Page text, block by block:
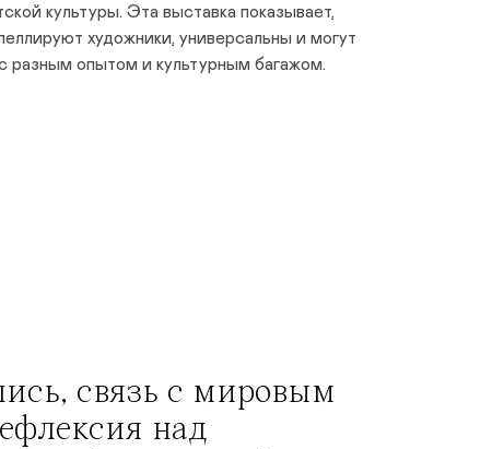
культуры. Эта выставка показывает,
художники, универсальны и могут
разным опытом и культурным багажом.
связь с мировым
над